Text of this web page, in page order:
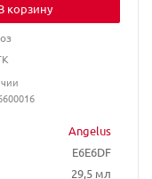
Angelus
E6E6DF
29,5 мл
корзину